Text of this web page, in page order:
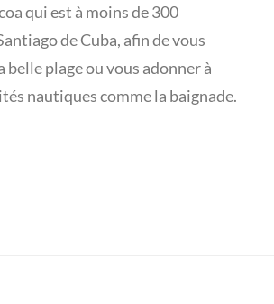
qui est à moins de 300
de Cuba, afin de vous
belle plage ou vous adonner à
nautiques comme la baignade.